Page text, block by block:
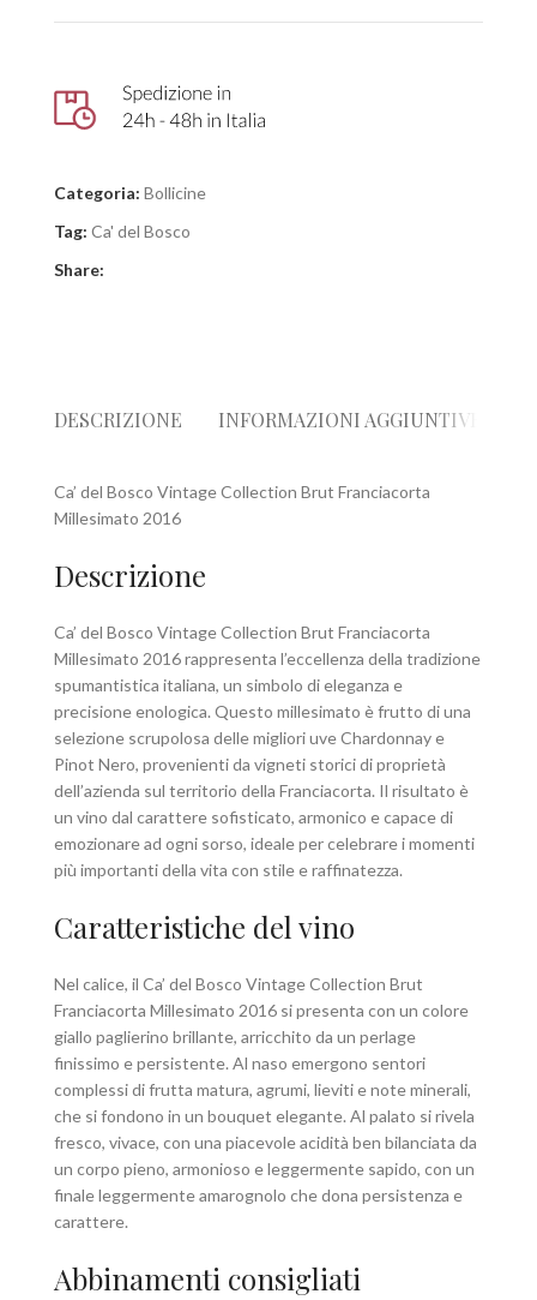
Categoria: Bollicine
Tag: Ca' del Bosco
Share:
DESCRIZIONE INFORMAZIONI AGGIUNTIVE
Ca’ del Bosco Vintage Collection Brut Franciacorta
Millesimato 2016
Descrizione
Ca’ del Bosco Vintage Collection Brut Franciacorta
Millesimato 2016 rappresenta l’eccellenza della tradizione
spumantistica italiana, un simbolo di eleganza e
precisione enologica. Questo millesimato è frutto di una
selezione scrupolosa delle migliori uve Chardonnay e
Pinot Nero, provenienti da vigneti storici di proprietà
dell’azienda sul territorio della Franciacorta. Il risultato è
un vino dal carattere sofisticato, armonico e capace di
emozionare ad ogni sorso, ideale per celebrare i momenti
più importanti della vita con stile e raffinatezza.
Caratteristiche del vino
Nel calice, il Ca’ del Bosco Vintage Collection Brut
Franciacorta Millesimato 2016 si presenta con un colore
giallo paglierino brillante, arricchito da un perlage
finissimo e persistente. Al naso emergono sentori
complessi di frutta matura, agrumi, lieviti e note minerali,
che si fondono in un bouquet elegante. Al palato si rivela
fresco, vivace, con una piacevole acidità ben bilanciata da
un corpo pieno, armonioso e leggermente sapido, con un
finale leggermente amarognolo che dona persistenza e
carattere.
Abbinamenti consigliati